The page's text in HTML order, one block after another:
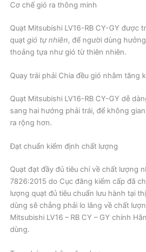
Cơ chế gió ra thông minh
Quạt Mitsubishi LV16-RB CY-GY được
quạt gió tự nhiên, để người dùng
thoảng tựa như gió từ thiên nhiên.
Quay trái phải Chia đều gió nhằm tăng
Quạt Mitsubishi LV16-RB CY-GY dễ
sang hai hướng phải trái, để không
ra rộng hơn.
Đạt chuẩn kiểm định chất lượng
Quạt đạt đầy đủ tiêu chí về chất lượng
7826:2015 do Cục đăng kiểm cấp đã
lượng quạt đủ tiêu chuẩn lưu hành tại
dùng sẽ chẳng phải lo lắng về chất
Mitsubishi LV16 – RB CY – GY chính
dùng.